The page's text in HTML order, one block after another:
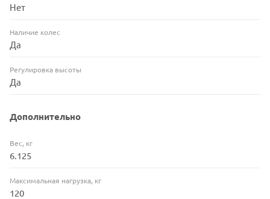
Нет
Наличие колес
Да
Регулировка высоты
Да
Дополнительно
Вес, кг
6.125
Максимальная нагрузка, кг
120